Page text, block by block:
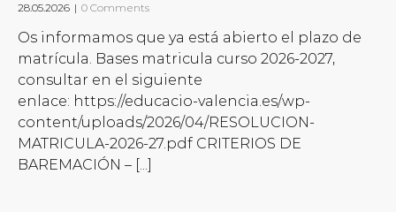
28.05.2026 | 0 Comments
Os informamos que ya está abierto el plazo de
matrícula. Bases matricula curso 2026-2027,
consultar en el siguiente
enlace: https://educacio-valencia.es/wp-
content/uploads/2026/04/RESOLUCION-
MATRICULA-2026-27.pdf CRITERIOS DE
BAREMACIÓN – [...]